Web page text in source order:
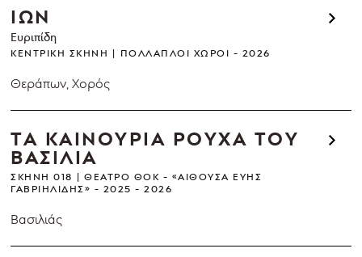
ΙΩΝ
Ευριπίδη
ΚΕΝΤΡΙΚΉ ΣΚΗΝΉ ΠΟΛΛΑΠΛΟΊ ΧΏΡΟΙ 2026
Θεράπων, Χορός
ΤΑ ΚΑΙΝΟΥΡΙΑ ΡΟΥΧΑ ΤΟΥ
ΒΑΣΙΛΙΑ
ΣΚΗΝΉ 018
ΘΈΑΤΡΟ ΘΟΚ - «ΑΊΘΟΥΣΑ ΕΎΗΣ
ΓΑΒΡΙΗΛΊΔΗΣ»
2025 - 2026
Βασιλιάς